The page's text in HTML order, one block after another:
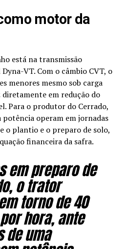
motor da
está na transmissão
VT. Com o câmbio CVT, o
menores mesmo sob carga
em redução do
Para o produtor do Cerrado,
operam em jornadas
o plantio e o preparo de solo,
financeira da safra.
em preparo de
o trator
torno de 40
hora, ante
de uma